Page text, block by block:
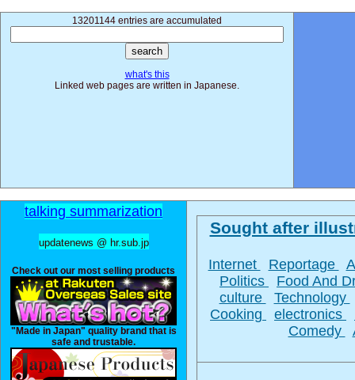
13201144 entries are accumulated
what's this
Linked web pages are written in Japanese.
talking summarization
updatenews @ hr.sub.jp
Check out our most selling products
"Made in Japan" quality brand that is
safe and trustable.
Sought after
Internet Reportage
Politics
Food And
culture
Technology
Cooking
electronics
Comedy